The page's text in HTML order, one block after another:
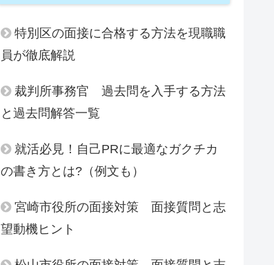
特別区の面接に合格する方法を現職職
員が徹底解説
裁判所事務官 過去問を入手する方法
と過去問解答一覧
就活必見！自己PRに最適なガクチカ
の書き方とは?（例文も）
宮崎市役所の面接対策 面接質問と志
望動機ヒント